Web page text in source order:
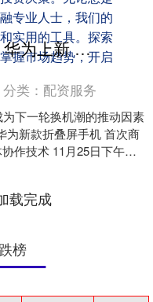
专业人士，我们的
实用的工具。探索
握市场趋势，开启
亚金配资 华为上新 首次商用A2A智能体协作 机构关注这些概念股
分类： 配资服务
下一轮换机潮的推动因素
为新款折叠屏手机 首次商
作技术 11月25日下午，
载完成
榜